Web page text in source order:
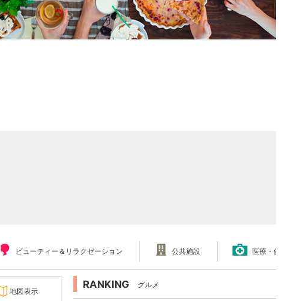
ビューティー＆リラクゼーション 公共施設 医療・健康
地図表示
RANKING グルメ